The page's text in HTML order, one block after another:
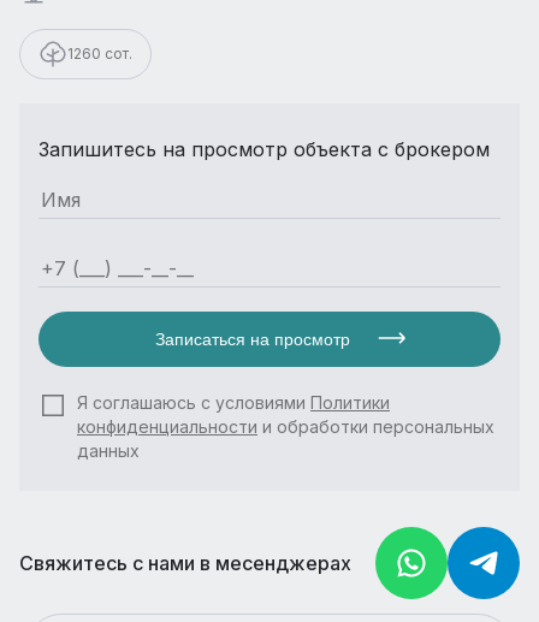
1260 сот.
Запишитесь на просмотр объекта с брокером
Записаться на просмотр
Я соглашаюсь с условиями Политики
конфиденциальности и обработки персональных
данных
Свяжитесь с нами в месенджерах